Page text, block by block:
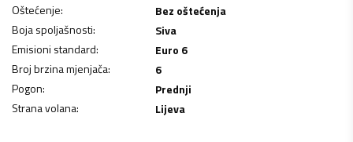
Oštećenje:
Bez oštećenja
Boja spoljašnosti:
Siva
Emisioni standard:
Euro 6
Broj brzina mjenjača:
6
Pogon:
Prednji
Strana volana: Lijeva